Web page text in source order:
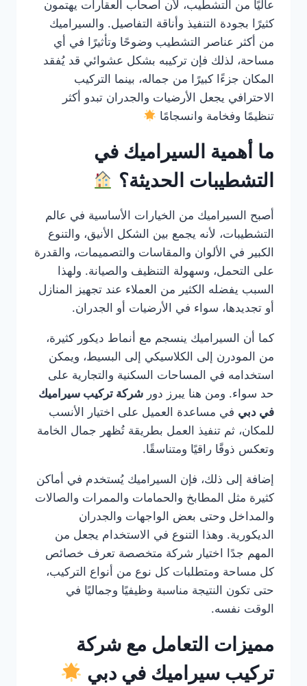
عاليًا من التشطيب، لأن أصحاب العقارات يهتمون
كثيرًا بجودة التنفيذ وأناقة التفاصيل. والسيراميك
من أكثر عناصر التشطيب وضوحًا وتأثيرًا في أي
مساحة، لذلك فإن تركيبه بشكل عشوائي قد يُفقد
المكان جزءًا كبيرًا من جماله، بينما التركيب
الاحترافي يجعل الأرضيات والجدران تبدو أكثر
تنظيمًا وفخامة وانسجامًا
ما أهمية السيراميك في
التشطيبات الحديثة؟
أصبح السيراميك من الخيارات الأساسية في عالم
التشطيبات، لأنه يجمع بين الشكل الأنيق، والتنوع
الكبير في الألوان والمقاسات والتصميمات، والقدرة
على التحمل، وسهولة التنظيف والصيانة. ولهذا
السبب يفضله الكثير من العملاء عند تجهيز المنازل
أو تجديدها، سواء في الأرضيات أو الجدران.
كما أن السيراميك ينسجم مع أنماط ديكور كثيرة،
من المودرن إلى الكلاسيكي إلى البسيط، ويمكن
استخدامه في المساحات السكنية والتجارية على
حد سواء. ومن هنا يبرز دور شركة تركيب سيراميك
في دبي في مساعدة العميل على اختيار الأنسب
للمكان، ثم تنفيذ العمل بطريقة تُظهر جمال الخامة
وتعكس ذوقًا راقيًا ومتناسقًا.
إضافة إلى ذلك، فإن السيراميك يُستخدم في أماكن
كثيرة مثل المطابخ والحمامات والممرات والصالات
والمداخل وحتى بعض الواجهات والجدران
الديكورية. وهذا التنوع في الاستخدام يجعل من
المهم جدًا اختيار شركة متخصصة تعرف خصائص
كل مساحة ومتطلبات كل نوع من أنواع التركيب،
حتى تكون النتيجة مناسبة وظيفيًا وجماليًا في
الوقت نفسه.
مميزات التعامل مع شركة
تركيب سيراميك في دبي